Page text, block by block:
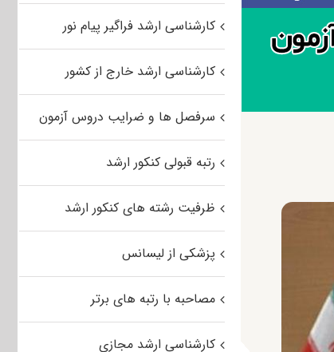
کارشناسی ارشد فراگیر پیام نور
کارشناسی ارشد خارج از کشور
سرفصل ها و ضرایب دروس آزمون
رتبه قبولی کنکور ارشد
ظرفیت رشته های کنکور ارشد
پزشکی از لیسانس
مصاحبه با رتبه های برتر
کارشناسی ارشد مجازی